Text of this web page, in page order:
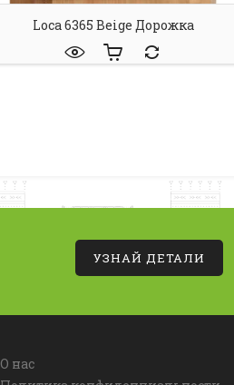
Loca 6365 Beige Дорожка
УЗНАЙ ДЕТАЛИ
О нас